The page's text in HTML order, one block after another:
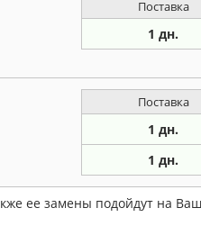
Поставка
1 дн.
Поставка
1 дн.
1 дн.
ее замены подойдут на